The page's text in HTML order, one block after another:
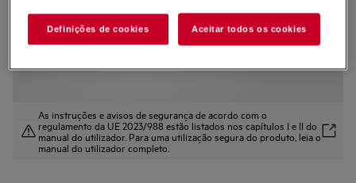
As instruções e avisos de segurança de acordo com o
regulamento da UE 2023/988 estão listados nos capítulos I e II do
manual do utilizador. Para uma utilização segura do produto, leia o
manual do utilizador completo.
Definições de cookies Aceitar todos os cookies